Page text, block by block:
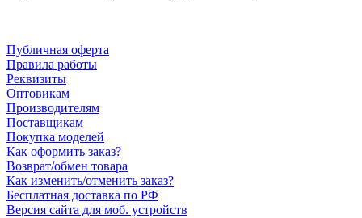
Публичная оферта
Правила работы
Реквизиты
Оптовикам
Производителям
Поставщикам
Покупка моделей
Как оформить заказ?
Возврат/обмен товара
Как изменить/отменить заказ?
Бесплатная доставка по РФ
Версия сайта для моб. устройств